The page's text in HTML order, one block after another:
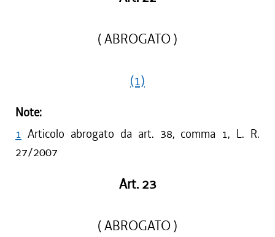
( ABROGATO )
(1)
Note:
1 Articolo abrogato da art. 38, comma 1, L. R.
27/2007
Art. 23
( ABROGATO )